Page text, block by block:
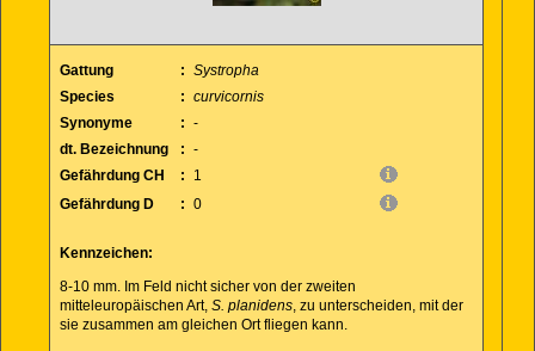
Gattung : Systropha
Species
: curvicornis
Synonyme
: -
dt. Bezeichnung
: -
Gefährdung CH
:
1
Gefährdung D
: 0
Kennzeichen:
8-10 mm. Im Feld nicht sicher von der zweiten
mitteleuropäischen Art, S. planidens, zu unterscheiden, mit der
sie zusammen am gleichen Ort fliegen kann.